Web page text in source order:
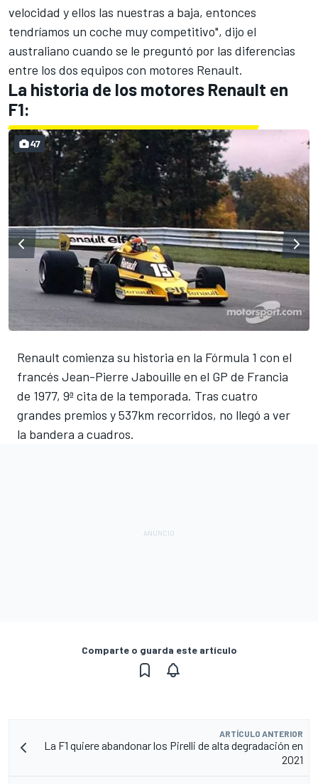
velocidad y ellos las nuestras a baja, entonces
tendríamos un coche muy competitivo", dijo el
australiano cuando se le preguntó por las diferencias
entre los dos equipos con motores Renault.
La historia de los motores Renault en
F1:
Renault comienza su historia en la Fórmula 1 con el
francés Jean-Pierre Jabouille en el GP de Francia
de 1977, 9ª cita de la temporada. Tras cuatro
grandes premios y 537km recorridos, no llegó a ver
la bandera a cuadros.
47
Comparte o guarda este artículo
ARTÍCULO ANTERIOR
La F1 quiere abandonar los Pirelli de alta degradación en
2021